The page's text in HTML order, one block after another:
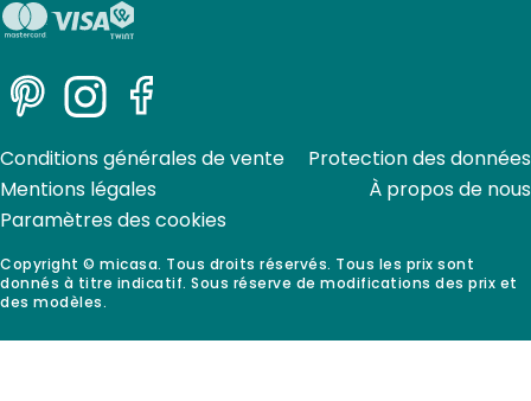
PinterestInstagramFacebook
Copyright © micasa. Tous droits réservés. Tous les prix sont
donnés à titre indicatif. Sous réserve de modifications des prix et
des modèles.
Conditions générales de vente
Protection des données
Mentions légales
À propos de nous
Paramètres des cookies